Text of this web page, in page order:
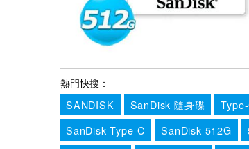
熱門快搜：
SANDISK
SanDisk 隨身碟
SanDisk Type-C
SanDisk 512G